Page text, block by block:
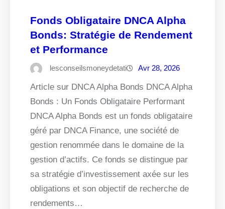
Fonds Obligataire DNCA Alpha
Bonds: Stratégie de Rendement
et Performance
lesconseilsmoneydetati Avr 28, 2026
Article sur DNCA Alpha Bonds DNCA Alpha
Bonds : Un Fonds Obligataire Performant
DNCA Alpha Bonds est un fonds obligataire
géré par DNCA Finance, une société de
gestion renommée dans le domaine de la
gestion d’actifs. Ce fonds se distingue par
sa stratégie d’investissement axée sur les
obligations et son objectif de recherche de
rendements…